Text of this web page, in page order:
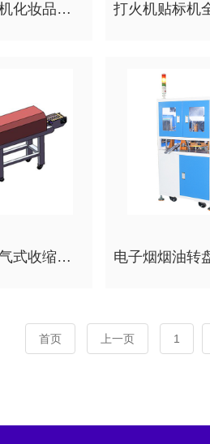
三头磁力泵液体灌装机化妆品食品流体液体台式灌装机高精度充填机
瓶子定位套标机连蒸气式收缩炉儿童果汁瓶套标设备
首页 上一页 1